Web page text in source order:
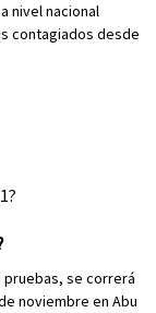
nivel nacional
contagiados desde
pruebas, se correrá
noviembre en Abu